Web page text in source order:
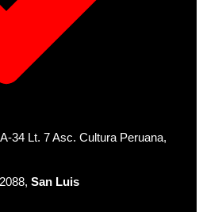
34 Lt. 7 Asc. Cultura Peruana,
San Luis